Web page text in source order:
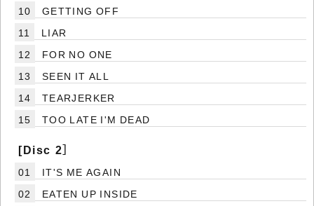
10
GETTING OFF
11
LIAR
12
FOR NO ONE
13
SEEN IT ALL
14
TEARJERKER
15
TOO LATE I'M DEAD
[Disc 2］
01
IT'S ME AGAIN
02
EATEN UP INSIDE